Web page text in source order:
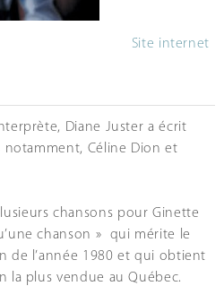
Site internet
Diane Juster a écrit
notamment, Céline Dion et
chansons pour Ginette
chanson » qui mérite le
de l’année 1980 et qui obtient
la plus vendue au Québec.